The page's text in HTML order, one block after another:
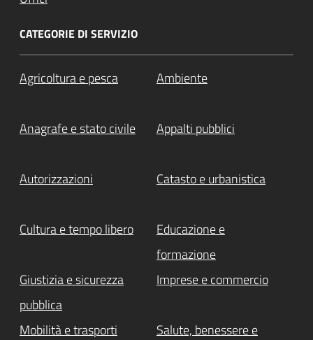
CATEGORIE DI SERVIZIO
Agricoltura e pesca Ambiente
Anagrafe e stato civile Appalti pubblici
Autorizzazioni Catasto e urbanistica
Cultura e tempo libero
Educazione e
formazione
Giustizia e sicurezza
pubblica
Imprese e commercio
Mobilità e trasporti
Salute, benessere e